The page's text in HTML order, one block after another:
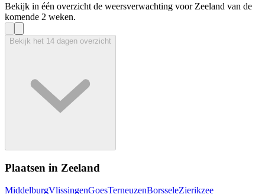
Bekijk in één overzicht de weersverwachting voor Zeeland van de
komende 2 weken.
Bekijk het 14 dagen overzicht
Plaatsen in Zeeland
MiddelburgVlissingenGoesTerneuzenBorsseleZierikzee